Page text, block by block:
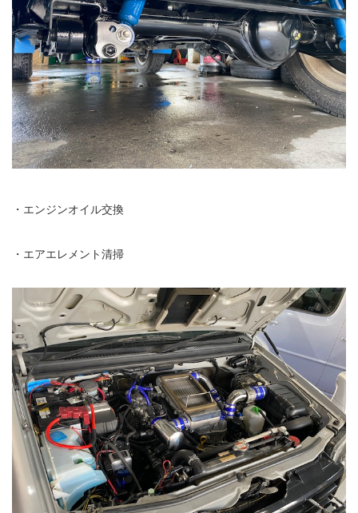
・エンジンオイル交換
・エアエレメント清掃